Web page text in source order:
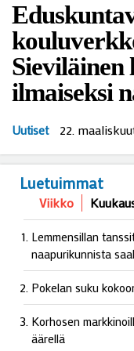
Sieviläinen
ilmaiseksi
Uutiset 22.
Luetuimmat
Viikko
Lemmensillan
naapurikunnista
Pokelan suku
Korhosen
äärellä